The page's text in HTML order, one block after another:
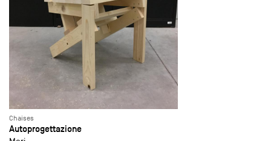
Chaises
Autoprogettazione